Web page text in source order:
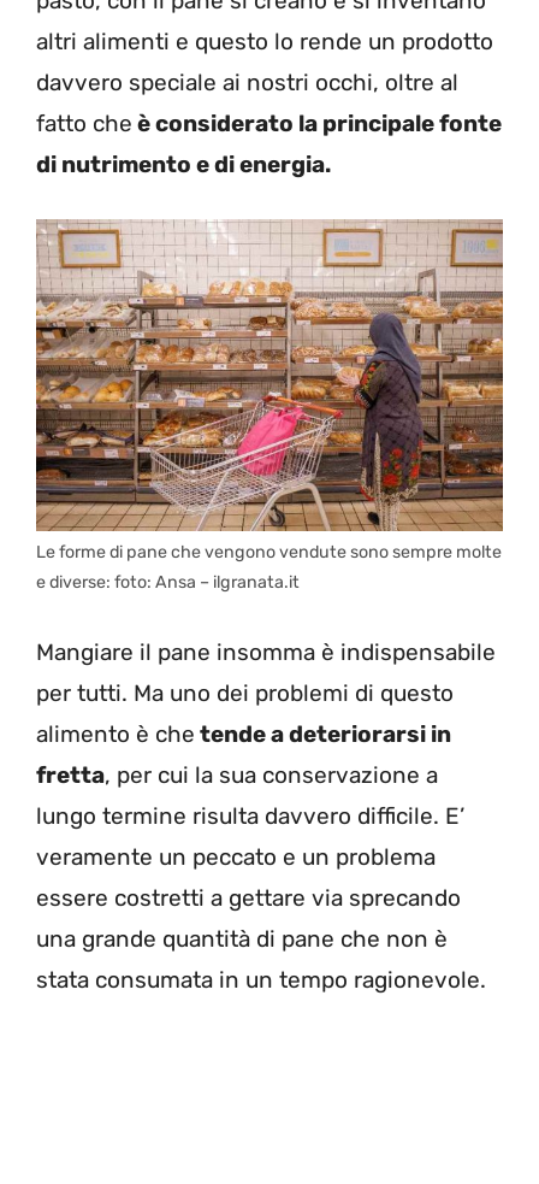
altri alimenti e questo lo rende un prodotto
davvero speciale ai nostri occhi, oltre al
fatto che è considerato la principale fonte
di nutrimento e di energia.
Le forme di pane che vengono vendute sono sempre molte
e diverse: foto: Ansa – ilgranata.it
Mangiare il pane insomma è indispensabile
per tutti. Ma uno dei problemi di questo
alimento è che tende a deteriorarsi in
fretta, per cui la sua conservazione a
lungo termine risulta davvero difficile. E’
veramente un peccato e un problema
essere costretti a gettare via sprecando
una grande quantità di pane che non è
stata consumata in un tempo ragionevole.